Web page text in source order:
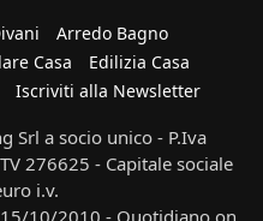
Arredo Bagno
Casa
Edilizia Casa
Iscriviti alla Newsletter
Srl a socio unico - P.Iva
276625 - Capitale sociale
i.v.
10/2010 - Quotidiano on